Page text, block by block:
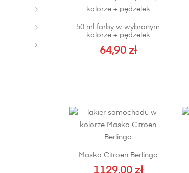
50 ml farby w wybranym
kolorze + pędzelek
64,90 zł
Maska Citroen Berlingo
1129,00 zł